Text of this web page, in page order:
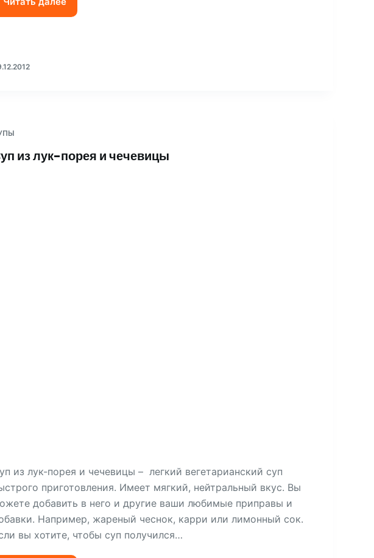
из лук-порея и чечевицы
из лук-порея и чечевицы – легкий вегетарианский суп
приготовления. Имеет мягкий, нейтральный вкус. Вы
добавить в него и другие ваши любимые приправы и
Например, жареный чеснок, карри или лимонный сок.
вы хотите, чтобы суп получился…